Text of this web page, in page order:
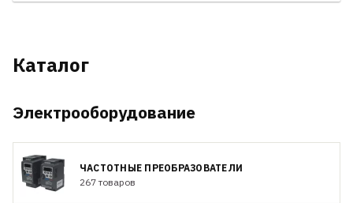
Каталог
Электрооборудование
ЧАСТОТНЫЕ ПРЕОБРАЗОВАТЕЛИ
267 товаров